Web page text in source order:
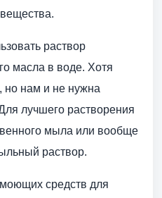
раствор
масла в воде. Хотя
но нам и не нужна
лучшего растворения
мыла или вообще
раствор.
средств для